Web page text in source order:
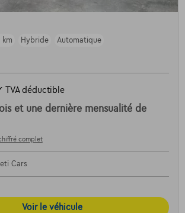
km Hybride
Automatique
TVA déductible
et une dernière mensualité de
complet
Cars
Voir le véhicule